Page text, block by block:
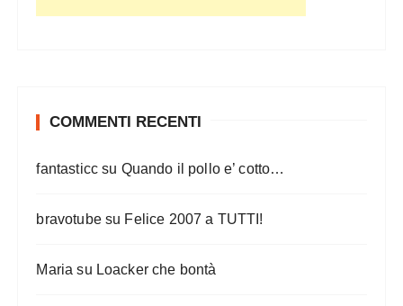
COMMENTI RECENTI
fantasticc su Quando il pollo e’ cotto…
bravotubesu Felice 2007 a TUTTI!
Maria su Loacker che bontà